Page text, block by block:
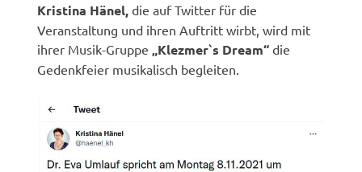
Kristina Hänel, die auf Twitter für die
Veranstaltung und ihren Auftritt wirbt, wird mit
ihrer Musik-Gruppe „Klezmer`s Dream“ die
Gedenkfeier musikalisch begleiten.